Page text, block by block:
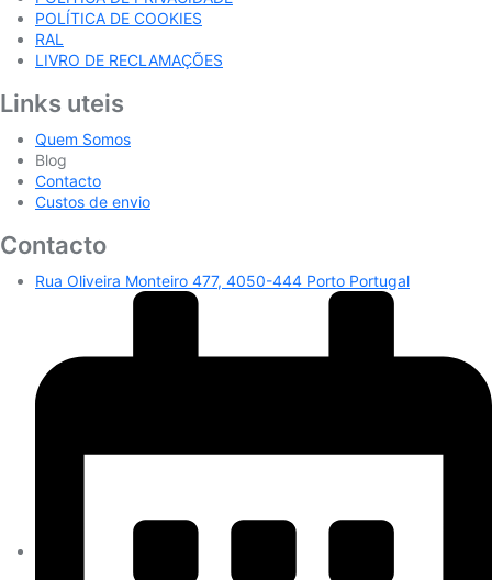
POLÍTICA DE COOKIES
RAL
LIVRO DE RECLAMAÇÕES
Links uteis
Quem Somos
Blog
Contacto
Custos de envio
Contacto
Rua Oliveira Monteiro 477, 4050-444 Porto Portugal